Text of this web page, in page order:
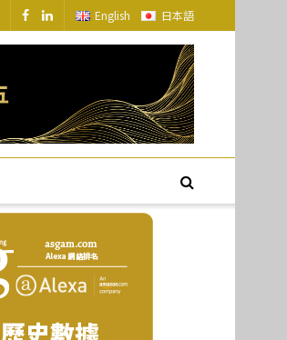
English 日本語